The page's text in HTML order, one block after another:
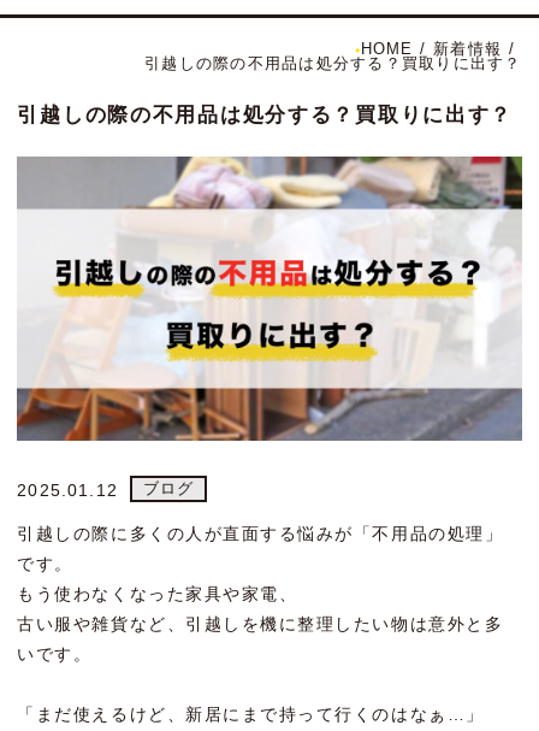
HOME / 新着情報 /
引越しの際の不用品は処分する？買取りに出す？
引越しの際の不用品は処分する？買取りに出す？
2025.01.12 ブログ
引越しの際に多くの人が直面する悩みが「不用品の処理」
です。
もう使わなくなった家具や家電、
古い服や雑貨など、引越しを機に整理したい物は意外と多
いです。
「まだ使えるけど、新居にまで持って行くのはなぁ…」